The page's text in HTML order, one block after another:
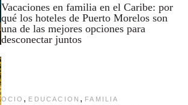
Vacaciones en familia en el Caribe: por
qué los hoteles de Puerto Morelos son
una de las mejores opciones para
desconectar juntos
OCIO , EDUCACION , FAMILIA